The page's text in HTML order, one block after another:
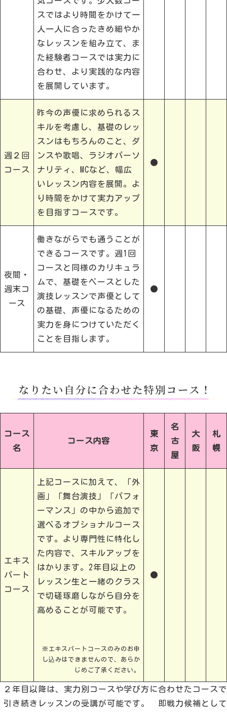
スではより時間をかけて一
人一人に合ったきめ細やか
なレッスンを組み立て、ま
た経験者コースでは実力に
合わせ、より実践的な内容
を展開しています。
週２回
コース
昨今の声優に求められるス
キルを考慮し、基礎のレッ
スンはもちろんのこと、ダ
ンスや歌唱、ラジオパーソ
ナリティ、MCなど、幅広
いレッスン内容を展開。よ
り時間をかけて実力アップ
を目指すコースです。
●
夜間・
週末コ
ース
働きながらでも通うことが
できるコースです。週1回
コースと同様のカリキュラ
ムで、基礎をベースとした
演技レッスンで声優として
の基礎、声優になるための
実力を身につけていただく
ことを目指します。
●
コース
名
コース内容
東
京
名
古
屋
大
阪
札
幌
エキス
パート
コース
上記コースに加えて、「外
画」「舞台演技」「パフォ
ーマンス」の中から追加で
選べるオプショナルコース
です。より専門性に特化し
た内容で、スキルアップを
はかります。2年目以上の
レッスン生と一緒のクラス
で切磋琢磨しながら自分を
高めることが可能です。
※エキスパートコースのみのお申
し込みはできませんので、あらか
じめご了承ください。
●
２年目以降は、実力別コースや学び方に合わせたコースで
引き続きレッスンの受講が可能です。 即戦力候補として